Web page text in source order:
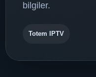
bilgiler.
Totem IPTV